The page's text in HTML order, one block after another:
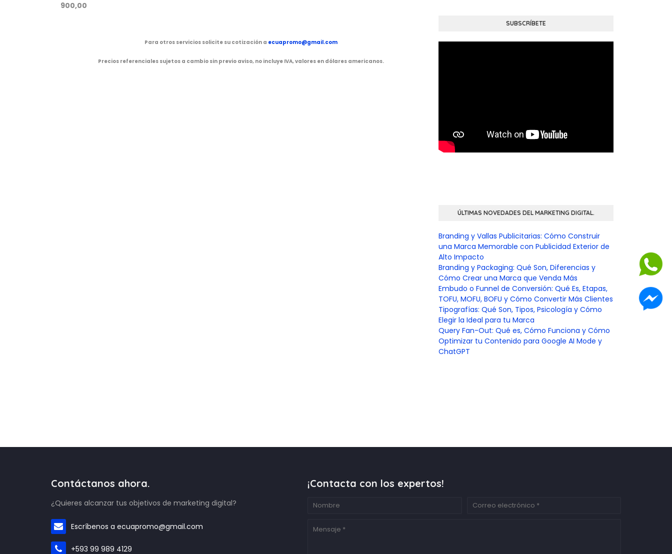
900,00
Para otros servicios solicite su cotización a ecuapromo@gmail.com
Precios referenciales sujetos a cambio sin previo aviso, no incluye IVA, valores en dólares americanos.
SUBSCRÍBETE
ÚLTIMAS NOVEDADES DEL MARKETING DIGITAL.
Branding y Vallas Publicitarias: Cómo Construir
una Marca Memorable con Publicidad Exterior de
Alto Impacto
Branding y Packaging: Qué Son, Diferencias y
Cómo Crear una Marca que Venda Más
Embudo o Funnel de Conversión: Qué Es, Etapas,
TOFU, MOFU, BOFU y Cómo Convertir Más Clientes
Tipografías: Qué Son, Tipos, Psicología y Cómo
Elegir la Ideal para tu Marca
Query Fan-Out: Qué es, Cómo Funciona y Cómo
Optimizar tu Contenido para Google AI Mode y
ChatGPT
Contáctanos ahora.
¿Quieres alcanzar tus objetivos de marketing digital?
Escríbenos a ecuapromo@gmail.com
+593 99 989 4129
¡Contacta con los expertos!